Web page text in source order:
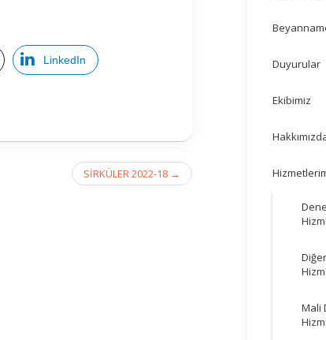
LinkedIn
SİRKÜLER 2022-18 →
Duyurular
Ekibimiz
Mali